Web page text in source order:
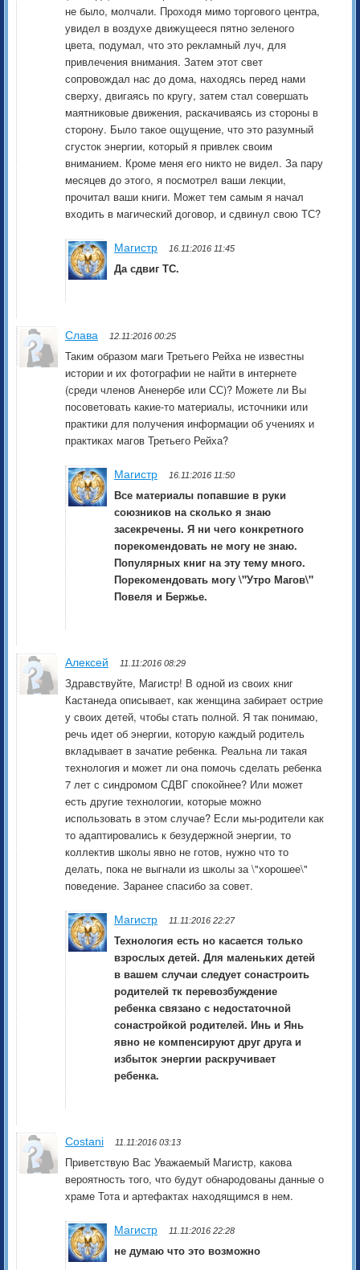
не было, молчали. Проходя мимо торгового центра,
увидел в воздухе движущееся пятно зеленого
цвета, подумал, что это рекламный луч, для
привлечения внимания. Затем этот свет
сопровождал нас до дома, находясь перед нами
сверху, двигаясь по кругу, затем стал совершать
маятниковые движения, раскачиваясь из стороны в
сторону. Было такое ощущение, что это разумный
сгусток энергии, который я привлек своим
вниманием. Кроме меня его никто не видел. За пару
месяцев до этого, я посмотрел ваши лекции,
прочитал ваши книги. Может тем самым я начал
входить в магический договор, и сдвинул свою ТС?
Магистр 16.11:2016 11:45
Да сдвиг ТС.
Слава 12.11:2016 00:25
Таким образом маги Третьего Рейха не известны
истории и их фотографии не найти в интернете
(среди членов Аненербе или СС)? Можете ли Вы
посоветовать какие-то материалы, источники или
практики для получения информации об учениях и
практиках магов Третьего Рейха?
Магистр 16.11:2016 11:50
Все материалы попавшие в руки
союзников на сколько я знаю
засекречены. Я ни чего конкретного
порекомендовать не могу не знаю.
Популярных книг на эту тему много.
Порекомендовать могу \"Утро Магов\"
Повеля и Бержье.
Алексей 11.11:2016 08:29
Здравствуйте, Магистр! В одной из своих книг
Кастанеда описывает, как женщина забирает острие
у своих детей, чтобы стать полной. Я так понимаю,
речь идет об энергии, которую каждый родитель
вкладывает в зачатие ребенка. Реальна ли такая
технология и может ли она помочь сделать ребенка
7 лет с синдромом СДВГ спокойнее? Или может
есть другие технологии, которые можно
использовать в этом случае? Если мы-родители как
то адаптировались к безудержной энергии, то
коллектив школы явно не готов, нужно что то
делать, пока не выгнали из школы за \"хорошее\"
поведение. Заранее спасибо за совет.
Магистр 11.11:2016 22:27
Технология есть но касается только
взрослых детей. Для маленьких детей
в вашем случаи следует сонастроить
родителей тк перевозбуждение
ребенка связано с недостаточной
сонастройкой родителей. Инь и Янь
явно не компенсируют друг друга и
избыток энергии раскручивает
ребенка.
Costani 11.11:2016 03:13
Приветствую Вас Уважаемый Магистр, какова
вероятность того, что будут обнародованы данные о
храме Тота и артефактах находящимся в нем.
Магистр 11.11:2016 22:28
не думаю что это возможно